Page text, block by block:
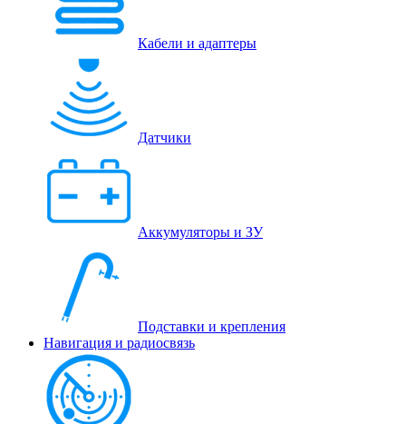
Кабели и адаптеры
Датчики
Аккумуляторы и ЗУ
Подставки и крепления
Навигация и радиосвязь